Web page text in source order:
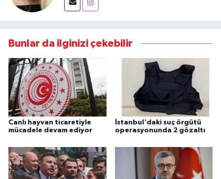
Bunlar da ilginizi çekebilir
Canlı hayvan ticaretiyle
mücadele devam ediyor
İstanbul'daki suç örgütü
operasyonunda 2 gözaltı